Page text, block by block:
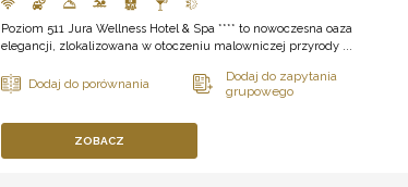
Poziom 511 Jura Wellness Hotel & Spa **** to nowoczesna oaza
elegancji, zlokalizowana w otoczeniu malowniczej przyrody ...
ZOBACZ